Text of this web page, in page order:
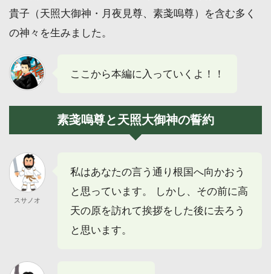
貴子（天照大御神・月夜見尊、素戔嗚尊）を含む多く
の神々を生みました。
ここから本編に入っていくよ！！
素戔嗚尊と天照大御神の誓約
スサノオ
私はあなたの言う通り根国へ向かおう
と思っています。 しかし、その前に高
天の原を訪れて挨拶をした後に去ろう
と思います。